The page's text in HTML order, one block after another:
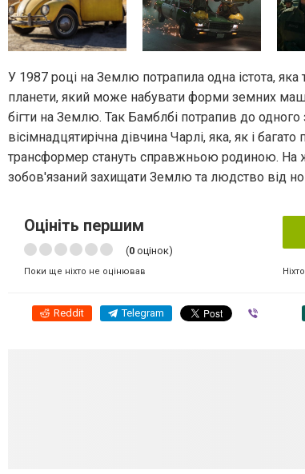
У 1987 році на Землю потрапила одна істота,
планети, який може набувати форми земних
бігти на Землю. Так Бамблбі потрапив до
вісімнадцятирічна дівчина Чарлі, яка, як і
трансформер стануть справжньою родиною. На
зобов'язаний захищати Землю та людство від
Оцініть першим
(0 оцінок)
Поки ще ніхто не оцінював
Reddit Telegram